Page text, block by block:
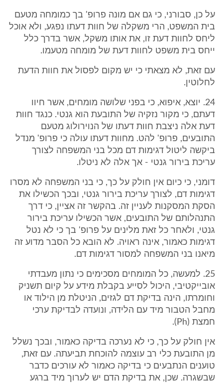
על כן, סבורני, כי גם אם מונה פרופ' בך כמומחה מטעם
בית המשפט, הרי משקלה של חוות דעתו נפגע, ולא אוכל
ליחס לחוות דעת זו, את אותו משקל, אשר בדרך כלל
ייחס בית משפט לחוות דעת של מומחה מטעמו.
עם זאת, לא מצאתי כי יש מקום לפסול את חוות הדעת
לחלוטין.
24. יוצא, איפוא, כי בפני שלושה מומחים, אשר חיוו
דעתם, כי מקור נזקיה של התובעת הוא גנטי. כנגד חוות
דעת אלה ניצבת חוות דעתו של הנוירולוג מטעם
התובעים, פרופ' להט. מחוות דעתו עולה כי פרופ' מנדל
ביקשה ליטול דגימות דם מכל בני המשפחה לצורך
עריכת בירור גנטי - אך אלה לא ניטלו.
דומני, כי כיום אין חולק על כך, כי בני המשפחה לא מסרו
דגימות דם, לצורך עריכת בירור גנטי, ובכך הכשילו את
הסקת המסקנות לעניין זה. בהקשר זה אציין, כי דרך
התנהלותם של התובעים, אשר הכשילו עריכת בירור
גנטי, ולאחר כל זאת מלינים על פרופ' בך כי לא נטל
דגימות כאמור, אינה ראויה. לא הובא כל הסבר מדוע זה
מיאנו בני המשפחה למסור דגימות דם.
25. למעשה, כל המומחים מסכימים כי נתון מעבדתי
אובייקטיבי, היכול לסייע בקבלת מידע על קיום תשניק
וחומרתו, הינה בדיקת דם לגזים, הניטלת מן הילוד או
מחבל הטבור מיד עם הלידה, ונועדה לבדיקת ערכי
חמצת (Ph).
אין חולק על כך, כי לא נערכה בדיקה כאמור, ובכך נשלל
מן התובעת כלי רב עוצמה להוכחת תביעתה. עם זאת,
טוענים הנתבעים כי בדיקה כאמור לא עורכים כדבר
שבשגרה. שכן, את בדיקת הדם יש לערוך מיד ברגע